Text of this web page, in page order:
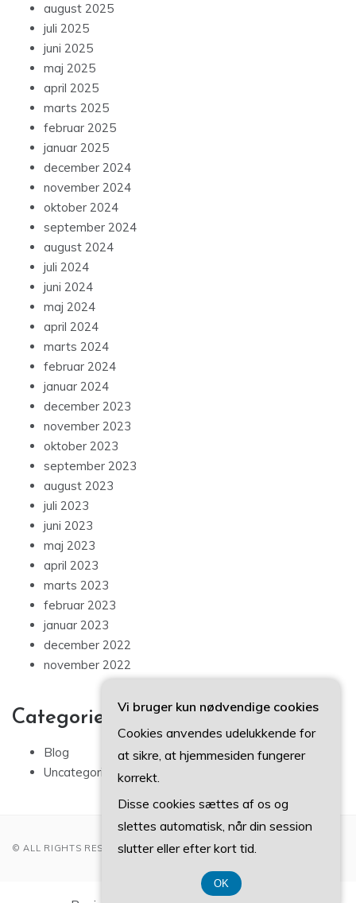
august 2025
juli 2025
juni 2025
maj 2025
april 2025
marts 2025
februar 2025
januar 2025
december 2024
november 2024
oktober 2024
september 2024
august 2024
juli 2024
juni 2024
maj 2024
april 2024
marts 2024
februar 2024
januar 2024
december 2023
november 2023
oktober 2023
september 2023
august 2023
juli 2023
juni 2023
maj 2023
april 2023
marts 2023
februar 2023
januar 2023
december 2022
november 2022
Categories
Blog
Uncategorized
© ALL RIGHTS RESERVED 2022
Vi bruger kun nødvendige cookies
Cookies anvendes udelukkende for
at sikre, at hjemmesiden fungerer
korrekt.
Disse cookies sættes af os og
slettes automatisk, når din session
slutter eller efter kort tid.
OK